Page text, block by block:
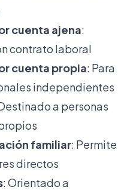
cuenta ajena:
contrato laboral
cuenta propia: Para
independientes
a personas
familiar: Permite
directos
: Orientado a